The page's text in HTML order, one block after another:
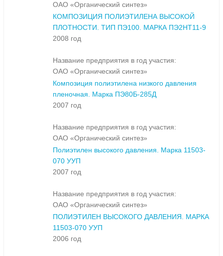
ОАО «Органический синтез»
КОМПОЗИЦИЯ ПОЛИЭТИЛЕНА ВЫСОКОЙ
ПЛОТНОСТИ. ТИП ПЭ100. МАРКА ПЭ2НТ11-9
2008 год
Название предприятия в год участия:
ОАО «Органический синтез»
Композиция полиэтилена низкого давления
пленочная. Марка ПЭ80Б-285Д
2007 год
Название предприятия в год участия:
ОАО «Органический синтез»
Полиэтилен высокого давления. Марка 11503-
070 УУП
2007 год
Название предприятия в год участия:
ОАО «Органический синтез»
ПОЛИЭТИЛЕН ВЫСОКОГО ДАВЛЕНИЯ. МАРКА
11503-070 УУП
2006 год